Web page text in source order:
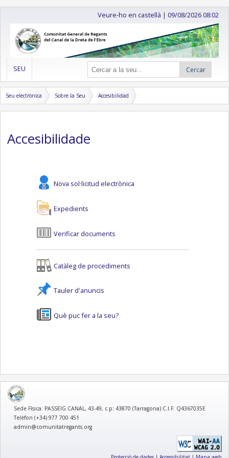
Veure-ho en castellà |09/08/2026 08:02
SEU Cercar
Seu electrònica Sobre la Seu Accesibilidad
Accesibilidade
Nova sol·licitud electrònica
Expedients
Verificar documents
Catàleg de procediments
Tauler d'anuncis
Què puc fer a la seu?
logo
Sede Física: PASSEIG CANAL, 43-49, c.p: 43870 (Tarragona) C.I.F: Q4367035E
Telèfon (+34) 977 700 451
admin@comunitatregants.org